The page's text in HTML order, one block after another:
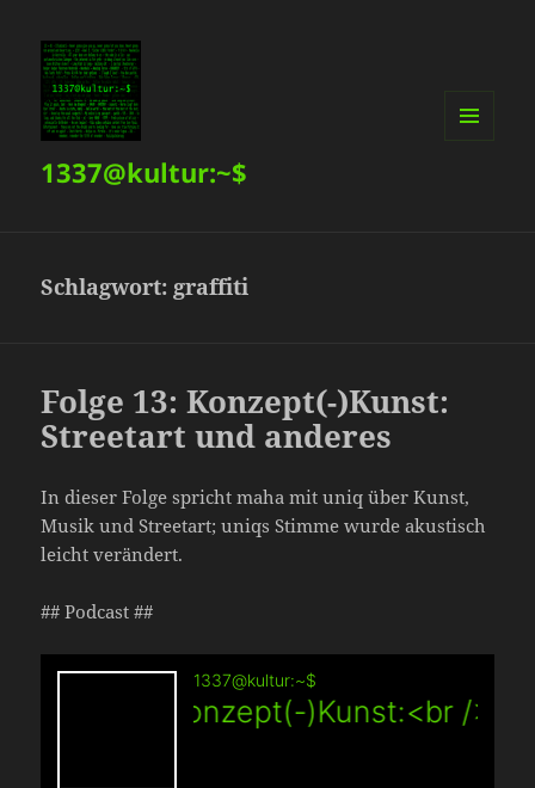
1337@kultur:~$
Schlagwort: graffiti
Folge 13: Konzept(-)Kunst:
Streetart und anderes
In dieser Folge spricht maha mit uniq über Kunst,
Musik und Streetart; uniqs Stimme wurde akustisch
leicht verändert.
## Podcast ##